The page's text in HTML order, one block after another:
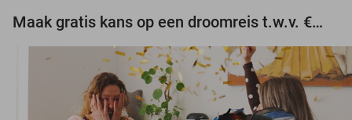
Maak gratis kans op een droomreis t.w.v. €3.000!